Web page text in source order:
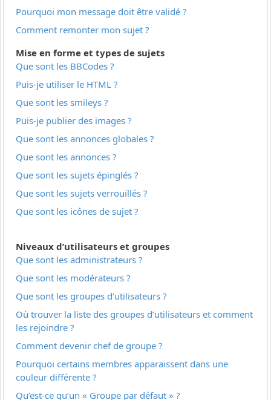
Pourquoi mon message doit être validé ?
Comment remonter mon sujet ?
Mise en forme et types de sujets
Que sont les BBCodes ?
Puis-je utiliser le HTML ?
Que sont les smileys ?
Puis-je publier des images ?
Que sont les annonces globales ?
Que sont les annonces ?
Que sont les sujets épinglés ?
Que sont les sujets verrouillés ?
Que sont les icônes de sujet ?
Niveaux d’utilisateurs et groupes
Que sont les administrateurs ?
Que sont les modérateurs ?
Que sont les groupes d’utilisateurs ?
Où trouver la liste des groupes d’utilisateurs et comment
les rejoindre ?
Comment devenir chef de groupe ?
Pourquoi certains membres apparaissent dans une
couleur différente ?
Qu’est-ce qu’un « Groupe par défaut » ?